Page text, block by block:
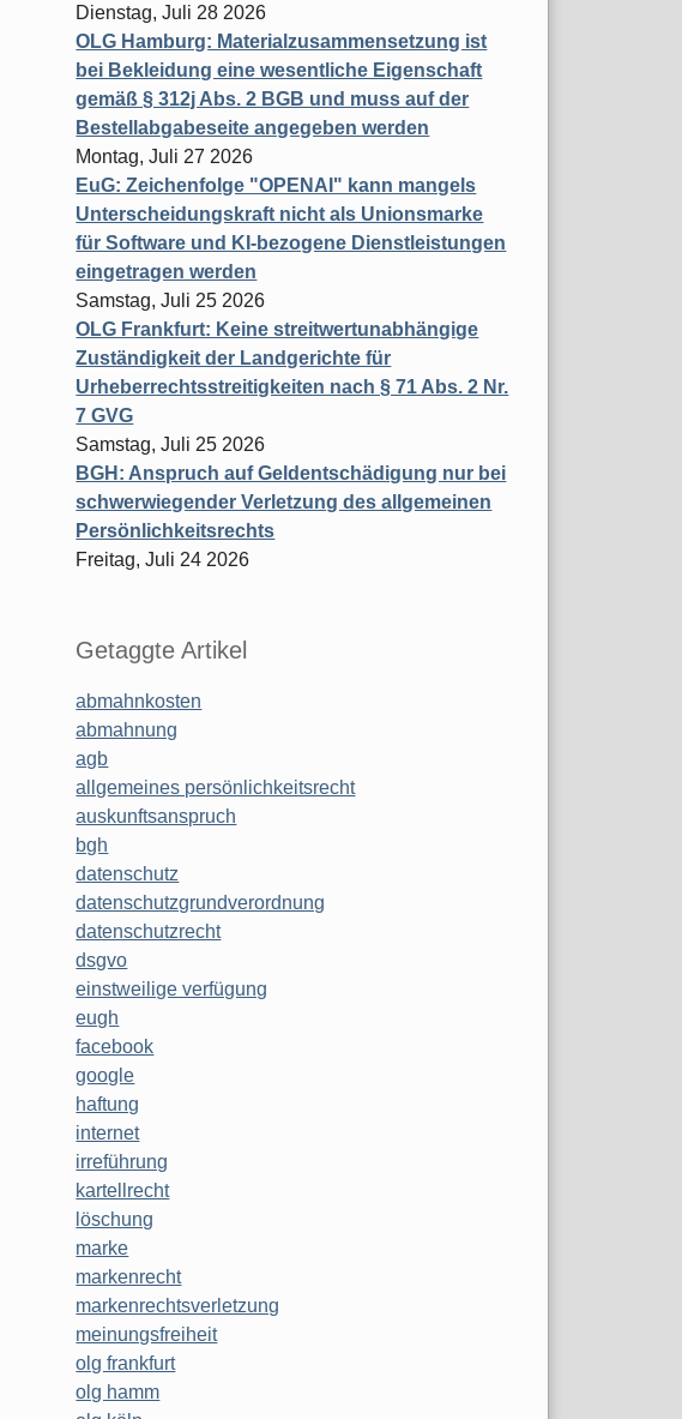
Dienstag, Juli 28 2026
OLG Hamburg: Materialzusammensetzung ist
bei Bekleidung eine wesentliche Eigenschaft
gemäß § 312j Abs. 2 BGB und muss auf der
Bestellabgabeseite angegeben werden
Montag, Juli 27 2026
EuG: Zeichenfolge "OPENAI" kann mangels
Unterscheidungskraft nicht als Unionsmarke
für Software und KI-bezogene Dienstleistungen
eingetragen werden
Samstag, Juli 25 2026
OLG Frankfurt: Keine streitwertunabhängige
Zuständigkeit der Landgerichte für
Urheberrechtsstreitigkeiten nach § 71 Abs. 2 Nr.
7 GVG
Samstag, Juli 25 2026
BGH: Anspruch auf Geldentschädigung nur bei
schwerwiegender Verletzung des allgemeinen
Persönlichkeitsrechts
Freitag, Juli 24 2026
Getaggte Artikel
abmahnkosten
abmahnung
agb
allgemeines persönlichkeitsrecht
auskunftsanspruch
bgh
datenschutz
datenschutzgrundverordnung
datenschutzrecht
dsgvo
einstweilige verfügung
eugh
facebook
google
haftung
internet
irreführung
kartellrecht
löschung
marke
markenrecht
markenrechtsverletzung
meinungsfreiheit
olg frankfurt
olg hamm